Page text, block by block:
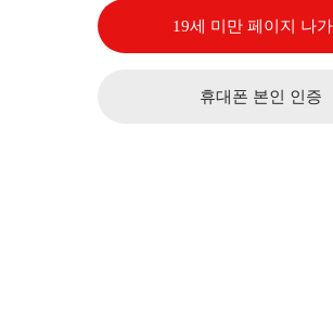
19세 미만 페이지 나가
휴대폰 본인 인증